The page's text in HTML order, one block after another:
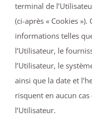
terminal de
(ci-après « Cookies
informations telles
l’Utilisateur, le
l’Utilisateur, le
ainsi que la date et
risquent en aucun
l’Utilisateur.